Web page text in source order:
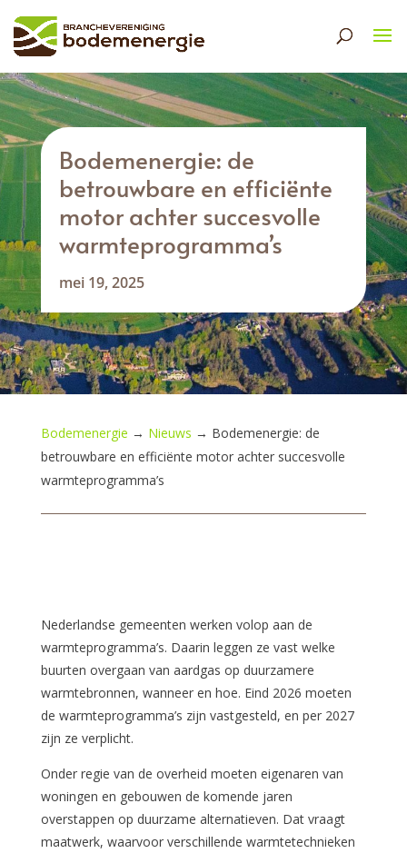
Bodemenergie: de
betrouwbare en efficiënte
motor achter succesvolle
warmteprogramma’s
mei 19, 2025
Bodemenergie → Nieuws → Bodemenergie: de
betrouwbare en efficiënte motor achter succesvolle
warmteprogramma’s
Nederlandse gemeenten werken volop aan de
warmteprogramma’s. Daarin leggen ze vast welke
buurten overgaan van aardgas op duurzamere
warmtebronnen, wanneer en hoe. Eind 2026 moeten
de warmteprogramma’s zijn vastgesteld, en per 2027
zijn ze verplicht.
Onder regie van de overheid moeten eigenaren van
woningen en gebouwen de komende jaren
overstappen op duurzame alternatieven. Dat vraagt
maatwerk, waarvoor verschillende warmtetechnieken